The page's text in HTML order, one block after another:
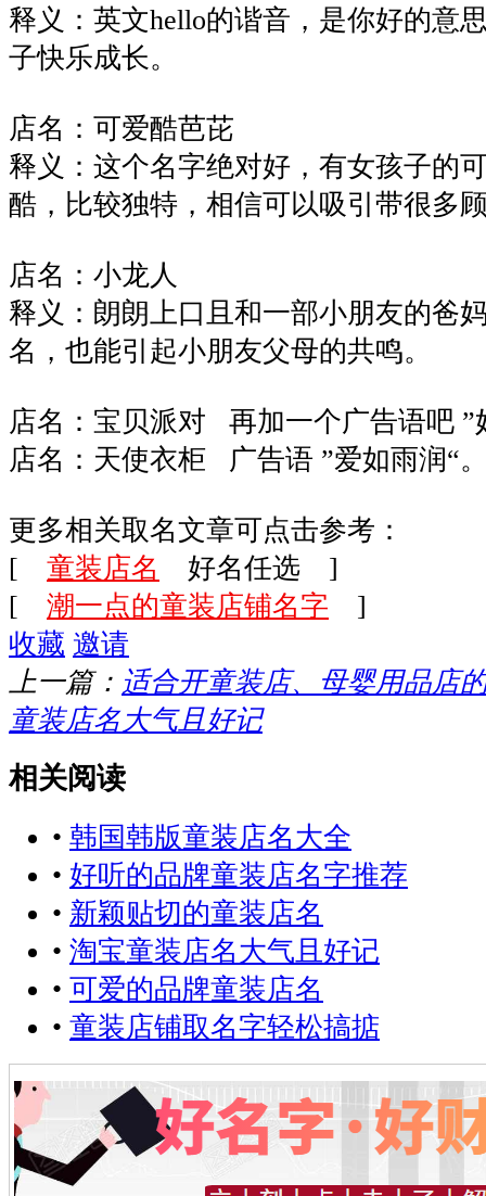
释义：英文hello的谐音，是你好的意
子快乐成长。
店名：可爱酷芭芘
释义：这个名字绝对好，有女孩子的
酷，比较独特，相信可以吸引带很多
店名：小龙人
释义：朗朗上口且和一部小朋友的爸
名，也能引起小朋友父母的共鸣。
店名：宝贝派对 再加一个广告语吧 ”
店名：天使衣柜 广告语 ”爱如雨润“
更多相关取名文章可点击参考：
[ 童装店名
好名任选 ]
[ 潮一点的童装店铺名字 ]
收藏 邀请
上一篇： 适合开童装店、母婴用品店
童装店名大气且好记
相关阅读
• 韩国韩版童装店名大全
• 好听的品牌童装店名字推荐
• 新颖贴切的童装店名
• 淘宝童装店名大气且好记
• 可爱的品牌童装店名
• 童装店铺取名字轻松搞掂